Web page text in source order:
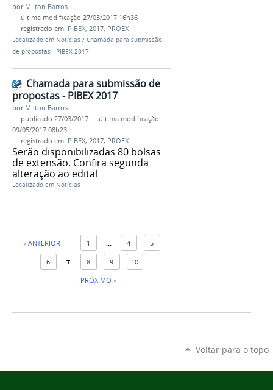
por Milton Barros
— última modificação 27/03/2017 16h36
— registrado em: PIBEX, 2017, PROEX
Localizado em Notícias / Chamada para submissão
de propostas - PIBEX 2017
Chamada para submissão de
propostas - PIBEX 2017
por Milton Barros
— publicado 27/03/2017 — última modificação
09/05/2017 08h23
— registrado em: PIBEX, 2017, PROEX
Serão disponibilizadas 80 bolsas
de extensão. Confira segunda
alteração ao edital
Localizado em Notícias
« ANTERIOR 1 ... 4 5
6 7 8 9
10
PRÓXIMO »
Voltar para o topo